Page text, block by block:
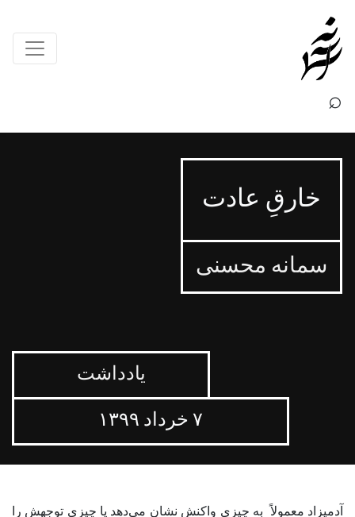
×
⌕
خارقِ عادت
سمانه محسنی
یادداشت
۷ خرداد ۱۳۹۹
آدمیزاد معمولاً به چیزی واکنش نشان می‌دهد یا چیزی توجهش را